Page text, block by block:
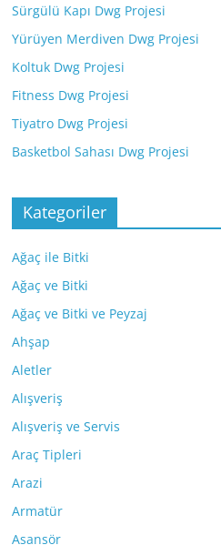
Sürgülü Kapı Dwg Projesi
Yürüyen Merdiven Dwg Projesi
Koltuk Dwg Projesi
Fitness Dwg Projesi
Tiyatro Dwg Projesi
Basketbol Sahası Dwg Projesi
Kategoriler
Ağaç ile Bitki
Ağaç ve Bitki
Ağaç ve Bitki ve Peyzaj
Ahşap
Aletler
Alışveriş
Alışveriş ve Servis
Araç Tipleri
Arazi
Armatür
Asansör